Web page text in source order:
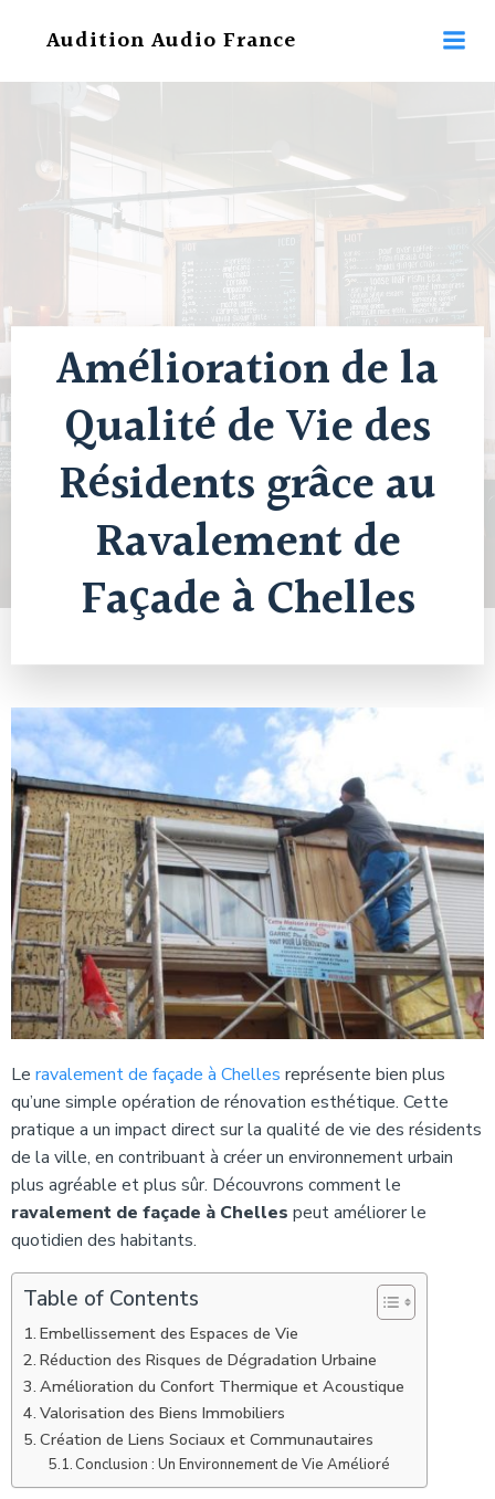
au
Audition Audio France
Amélioration de la
Qualité de Vie des
Résidents grâce au
Ravalement de
Façade à Chelles
Le ravalement de façade à Chelles représente bien plus
qu’une simple opération de rénovation esthétique. Cette
pratique a un impact direct sur la qualité de vie des résidents
de la ville, en contribuant à créer un environnement urbain
plus agréable et plus sûr. Découvrons comment le
ravalement de façade à Chelles peut améliorer le
quotidien des habitants.
Table of Contents
Embellissement des Espaces de Vie
Réduction des Risques de Dégradation Urbaine
Amélioration du Confort Thermique et Acoustique
Valorisation des Biens Immobiliers
Création de Liens Sociaux et Communautaires
Conclusion : Un Environnement de Vie Amélioré